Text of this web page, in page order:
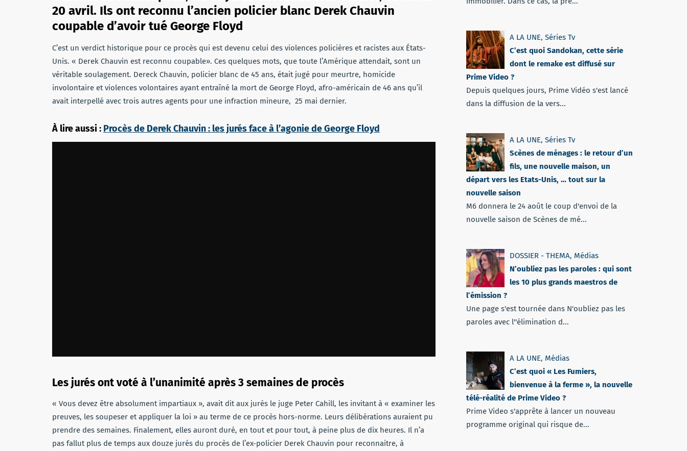
20 avril. Ils ont reconnu l’ancien policier blanc Derek Chauvin
coupable d’avoir tué George Floyd
C’est un verdict historique pour ce procès qui est devenu celui des violences policières et racistes aux États-
Unis. « Derek Chauvin est reconnu coupable». Ces quelques mots, que toute l’Amérique attendait, sont un
véritable soulagement. Dereck Chauvin, policier blanc de 45 ans, était jugé pour meurtre, homicide
involontaire et violences volontaires ayant entraîné la mort de George Floyd, afro-américain de 46 ans qu’il
avait interpellé avec trois autres agents pour une infraction mineure, 25 mai dernier.
À lire aussi : Procès de Derek Chauvin : les jurés face à l’agonie de George Floyd
Les jurés ont voté à l’unanimité après 3 semaines de procès
« Vous devez être absolument impartiaux », avait dit aux jurés le juge Peter Cahill, les invitant à « examiner les
preuves, les soupeser et appliquer la loi » au terme de ce procès hors-norme. Leurs délibérations auraient pu
prendre des semaines. Finalement, elles auront duré, en tout et pour tout, à peine plus de dix heures. Il n’a
pas fallut plus de temps aux douze jurés du procès de l’ex-policier Derek Chauvin pour reconnaitre, à
A LA UNE, Séries Tv
C’est quoi Sandokan, cette série
dont le remake est diffusé sur
Prime Video ?
Depuis quelques jours, Prime Vidéo s'est lancé
dans la diffusion de la vers...
A LA UNE, Séries Tv
Scènes de ménages : le retour d’un
fils, une nouvelle maison, un
départ vers les Etats-Unis, … tout sur la
nouvelle saison
M6 donnera le 24 août le coup d'envoi de la
nouvelle saison de Scènes de mé...
DOSSIER - THEMA, Médias
N’oubliez pas les paroles : qui sont
les 10 plus grands maestros de
l’émission ?
Une page s'est tournée dans N'oubliez pas les
paroles avec l''élimination d...
A LA UNE, Médias
C’est quoi « Les Fumiers,
bienvenue à la ferme », la nouvelle
télé-réalité de Prime Video ?
Prime Video s'apprête à lancer un nouveau
programme original qui risque de...